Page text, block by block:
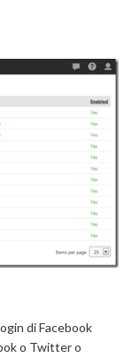
di Facebook
o Twitter o